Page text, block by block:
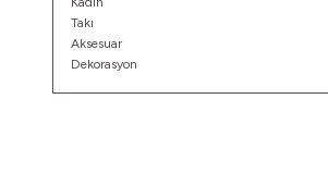
Takı
Aksesuar
Dekorasyon